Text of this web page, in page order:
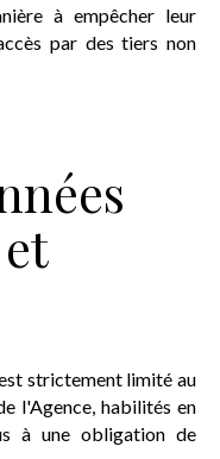
à empêcher leur
par des tiers non
strictement limité au
l'Agence, habilités en
à une obligation de